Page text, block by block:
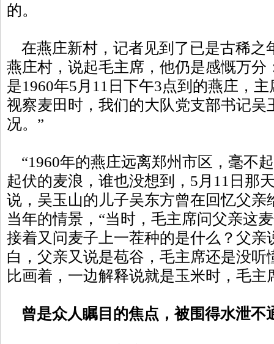
的。
在燕庄新村，记者见到了已是古稀之
燕庄村，说起毛主席，他仍是感慨万分
是1960年5月11日下午3点到的燕庄，
视察麦田时，我们的大队党支部书记吴
况。”
“1960年的燕庄远离郑州市区，毫不
起伏的麦浪，谁也没想到，5月11日那
说，吴玉山的儿子吴东方曾在回忆父亲
当年的情景，“当时，毛主席问父亲这
接着又问麦子上一茬种的是什么？父亲
白，父亲又说是苞谷，毛主席还是没听
比画着，一边解释说就是玉米时，毛
曾是众人瞩目的焦点，被围得水泄不